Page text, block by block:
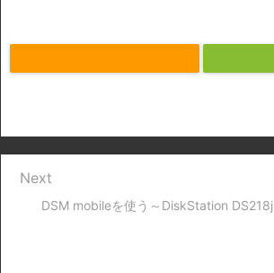
DSM mobileを使う～DiskStation DS218j
Next